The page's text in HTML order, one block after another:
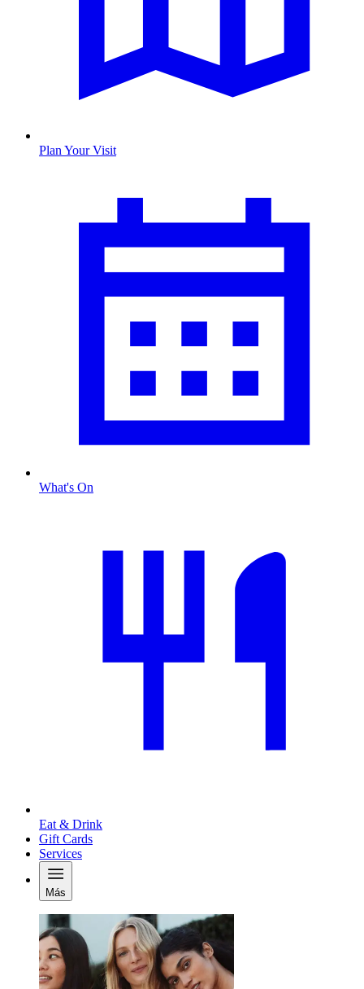
Plan Your Visit
What's On
Eat & Drink
Gift Cards
Services
Más